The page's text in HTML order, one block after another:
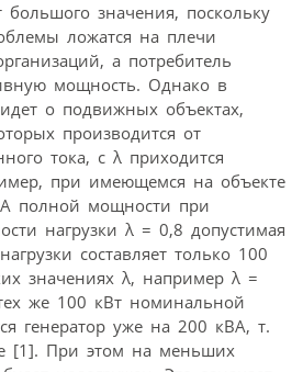
значения, поскольку
ложатся на плечи
а потребитель
мощность. Однако в
о подвижных объектах,
производится от
тока, с λ приходится
при имеющемся на объекте
полной мощности при
нагрузки λ = 0,8 допустимая
составляет только 100
значениях λ, например λ =
же 100 кВт номинальной
генератор уже на 200 кВА, т.
[1]. При этом на меньших